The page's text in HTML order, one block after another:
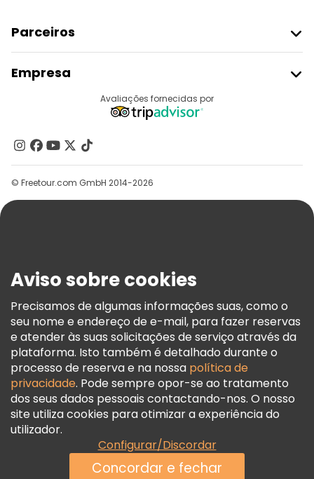
Parceiros
Registo Do Fornecedor
Programa De Afiliados
Empresa
Contacte-Nos
Grupos
Ajuda
Termos E Informações Legais
Política De Cookies
Freetour Prémios
Programa De Fidelidade
Avaliações fornecidas por
© Freetour.com GmbH 2014-2026
Aviso sobre cookies
Precisamos de algumas informações suas, como o
seu nome e endereço de e-mail, para fazer reservas
e atender às suas solicitações de serviço através da
plataforma. Isto também é detalhado durante o
processo de reserva e na nossa política de
privacidade. Pode sempre opor-se ao tratamento
dos seus dados pessoais contactando-nos. O nosso
site utiliza cookies para otimizar a experiência do
utilizador.
Configurar/Discordar
Concordar e fechar